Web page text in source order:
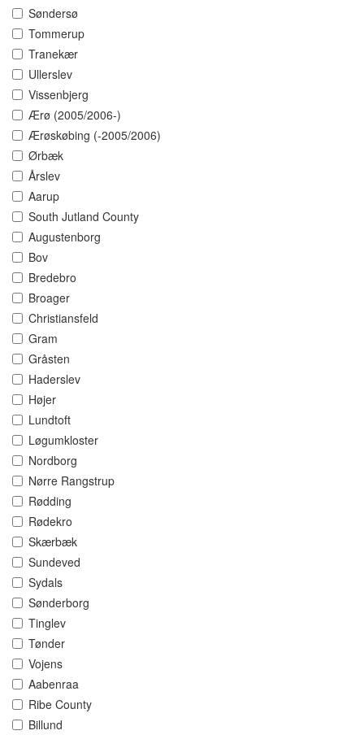
Søndersø
Tommerup
Tranekær
Ullerslev
Vissenbjerg
Ærø (2005/2006-)
Ærøskøbing (-2005/2006)
Ørbæk
Årslev
Aarup
South Jutland County
Augustenborg
Bov
Bredebro
Broager
Christiansfeld
Gram
Gråsten
Haderslev
Højer
Lundtoft
Løgumkloster
Nordborg
Nørre Rangstrup
Rødding
Rødekro
Skærbæk
Sundeved
Sydals
Sønderborg
Tinglev
Tønder
Vojens
Aabenraa
Ribe County
Billund